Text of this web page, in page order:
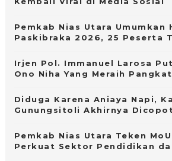
Pemkab Nias Utara Umumkan
Paskibraka 2026, 25 Peserta
Irjen Pol. Immanuel Larosa
Ono Niha Yang Meraih
Diduga Karena Aniaya Napi,
Gunungsitoli Akhirnya Dicopot
Pemkab Nias Utara Teken
Perkuat Sektor Pendidikan